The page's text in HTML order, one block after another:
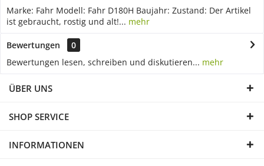
Marke: Fahr Modell: Fahr D180H Baujahr: Zustand: Der Artikel
ist gebraucht, rostig und alt!... mehr
Bewertungen
0
Bewertungen lesen, schreiben und diskutieren... mehr
ÜBER UNS
SHOP SERVICE
INFORMATIONEN